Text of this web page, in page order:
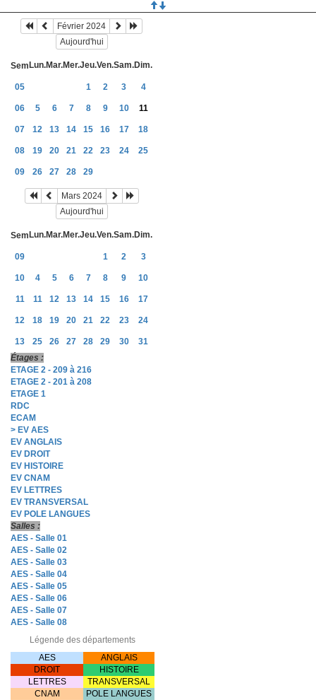
Février 2024
Aujourd'hui
Sem Lun.Mar.Mer.Jeu.Ven.Sam.Dim.
05 1 2 3 4
06 5 6 7 8 9 10 11
07 12 13 14 15 16 17 18
08 19 20 21 22 23 24 25
09 26 27 28 29
Mars 2024
Aujourd'hui
Sem Lun.Mar.Mer.Jeu.Ven.Sam.Dim.
09 1 2 3
10 4 5 6 7 8 9 10
11 11 12 13 14 15 16 17
12 18 19 20 21 22 23 24
13 25 26 27 28 29 30
31
Étages :
ETAGE 2 - 209 à 216
ETAGE 2 - 201 à 208
ETAGE 1
RDC
ECAM
> EV AES
EV ANGLAIS
EV DROIT
EV HISTOIRE
EV CNAM
EV LETTRES
EV TRANSVERSAL
EV POLE LANGUES
Salles :
AES - Salle 01
AES - Salle 02
AES - Salle 03
AES - Salle 04
AES - Salle 05
AES - Salle 06
AES - Salle 07
AES - Salle 08
Légende des départements
AES
ANGLAIS
DROIT
HISTOIRE
LETTRES
TRANSVERSAL
CNAM
POLE LANGUES